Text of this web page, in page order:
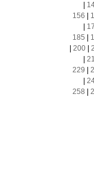
156
185
200|
229
258